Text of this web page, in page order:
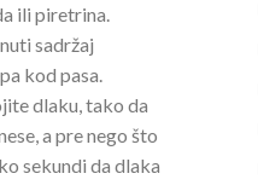
ili piretrina.
sadržaj
kod pasa.
dlaku, tako da
a pre nego što
sekundi da dlaka